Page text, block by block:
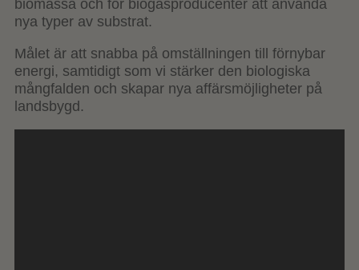
biomassa och för biogasproducenter att använda
nya typer av substrat.
Målet är att snabba på omställningen till förnybar
energi, samtidigt som vi stärker den biologiska
mångfalden och skapar nya affärsmöjligheter på
landsbygd.